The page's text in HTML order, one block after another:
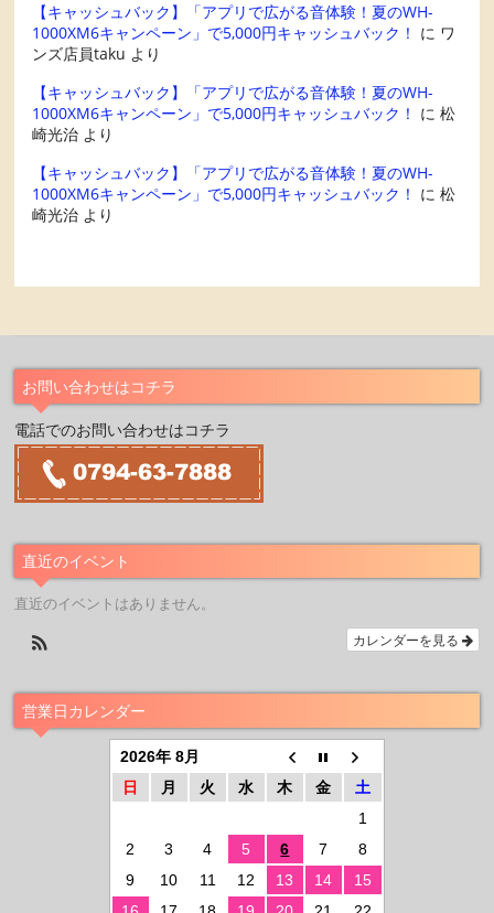
【キャッシュバック】「アプリで広がる音体験！夏のWH-
1000XM6キャンペーン」で5,000円キャッシュバック！ に ワ
ンズ店員taku より
【キャッシュバック】「アプリで広がる音体験！夏のWH-
1000XM6キャンペーン」で5,000円キャッシュバック！ に松
崎光治 より
【キャッシュバック】「アプリで広がる音体験！夏のWH-
1000XM6キャンペーン」で5,000円キャッシュバック！ に松
崎光治 より
お問い合わせはコチラ
電話でのお問い合わせはコチラ
直近のイベント
直近のイベントはありません。
カレンダーを見る
営業日カレンダー
2026年 8月
日
月 火 水 木 金
土
1
2
3 4 5 6 7
8
9
10 11 12 13 14
15